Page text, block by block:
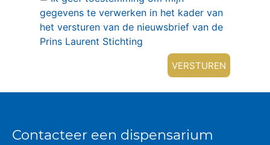
gegevens te verwerken in het kader van
het versturen van de nieuwsbrief van de
Prins Laurent Stichting
VERSTUREN
Contacteer een dispensarium